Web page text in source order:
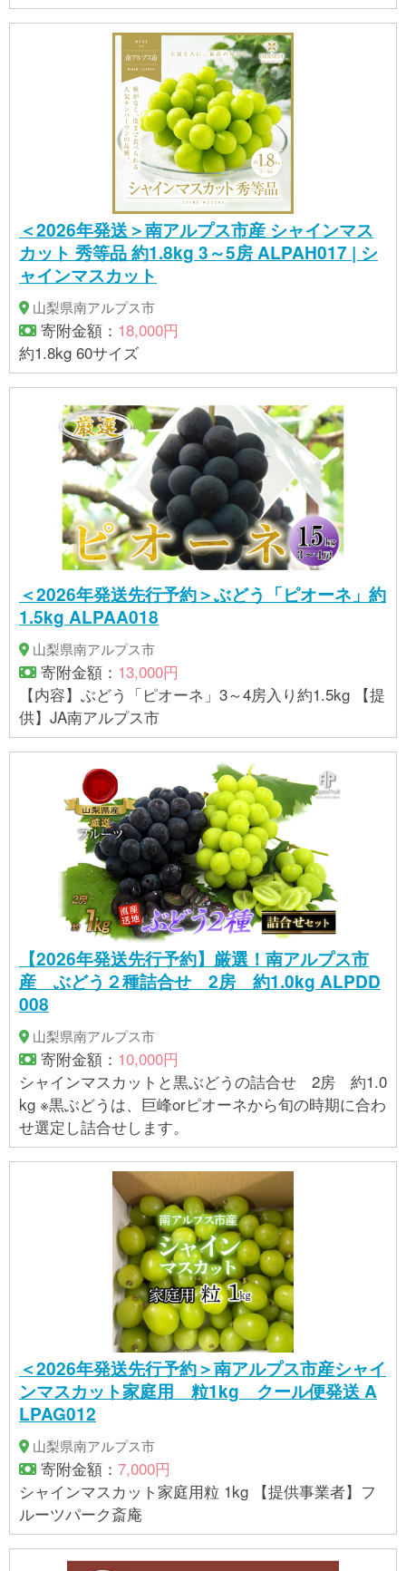
び、蒸煮小豆、黒煎りごま、白煎りごま、発芽赤
米、白麦、うるちひえ、挽割とうもろこし、挽割は
と麦 【申込】通年 【発送】決済後２～３週間で発送
予定 【製造者】株式会社はくばく 中央工場（中央市
との共通返礼品） 【提供事業者】有限会社マルヤマ
＜2026年発送＞南アルプス市産 シャインマス
カット 秀等品 約1.8kg 3～5房 ALPAH017 | シ
ャインマスカット
山梨県南アルプス市
寄附金額： 18,000円
約1.8kg 60サイズ
＜2026年発送先行予約＞ぶどう「ピオーネ」約
1.5kg ALPAA018
山梨県南アルプス市
寄附金額： 13,000円
【内容】ぶどう「ピオーネ」3～4房入り約1.5kg 【提
供】JA南アルプス市
【2026年発送先行予約】厳選！南アルプス市
産 ぶどう２種詰合せ 2房 約1.0kg ALPDD
008
山梨県南アルプス市
寄附金額： 10,000円
シャインマスカットと黒ぶどうの詰合せ 2房 約1.0
kg ※黒ぶどうは、巨峰orピオーネから旬の時期に合わ
せ選定し詰合せします。
＜2026年発送先行予約＞南アルプス市産シャイ
ンマスカット家庭用 粒1kg クール便発送 A
LPAG012
山梨県南アルプス市
寄附金額： 7,000円
シャインマスカット家庭用粒 1kg 【提供事業者】フ
ルーツパーク斎庵